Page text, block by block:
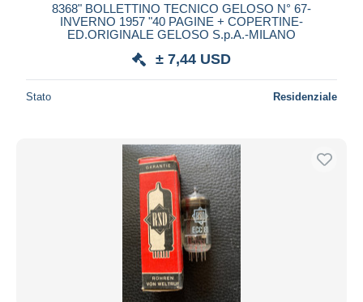
8368" BOLLETTINO TECNICO GELOSO N° 67-
INVERNO 1957 "40 PAGINE + COPERTINE-
ED.ORIGINALE GELOSO S.p.A.-MILANO
± 7,44 USD
Stato Residenziale